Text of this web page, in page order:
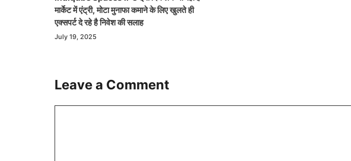
मार्केट में एंट्री, मोटा मुनाफा कमाने के लिए खुलते ही
एक्सपर्ट दे रहे है निवेश की सलाह
July 19, 2025
Leave a Comment